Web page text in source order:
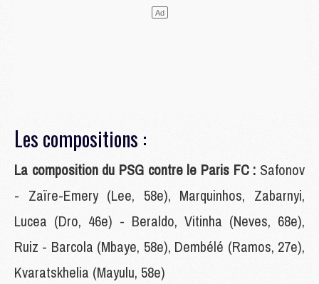
Les compositions :
La composition du PSG contre le Paris FC : Safonov
- Zaïre-Emery (Lee, 58e), Marquinhos, Zabarnyi,
Lucea (Dro, 46e) - Beraldo, Vitinha (Neves, 68e),
Ruiz - Barcola (Mbaye, 58e), Dembélé (Ramos, 27e),
Kvaratskhelia (Mayulu, 58e)